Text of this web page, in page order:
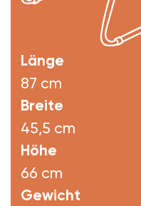
Länge
87 cm
Breite
45,5 cm
Höhe
66 cm
Gewicht